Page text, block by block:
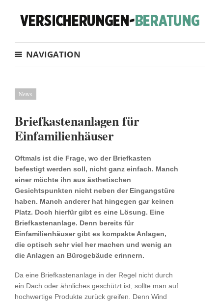
NAVIGATION
News
Briefkastenanlagen für
Einfamilienhäuser
Oftmals ist die Frage, wo der Briefkasten
befestigt werden soll, nicht ganz einfach. Manch
einer möchte ihn aus ästhetischen
Gesichtspunkten nicht neben der Eingangstüre
haben. Manch anderer hat hingegen gar keinen
Platz. Doch hierfür gibt es eine Lösung. Eine
Briefkastenanlage. Denn bereits für
Einfamilienhäuser gibt es kompakte Anlagen,
die optisch sehr viel her machen und wenig an
die Anlagen an Bürogebäude erinnern.
Da eine Briefkastenanlage in der Regel nicht durch
ein Dach oder ähnliches geschützt ist, sollte man auf
hochwertige Produkte zurück greifen. Denn Wind